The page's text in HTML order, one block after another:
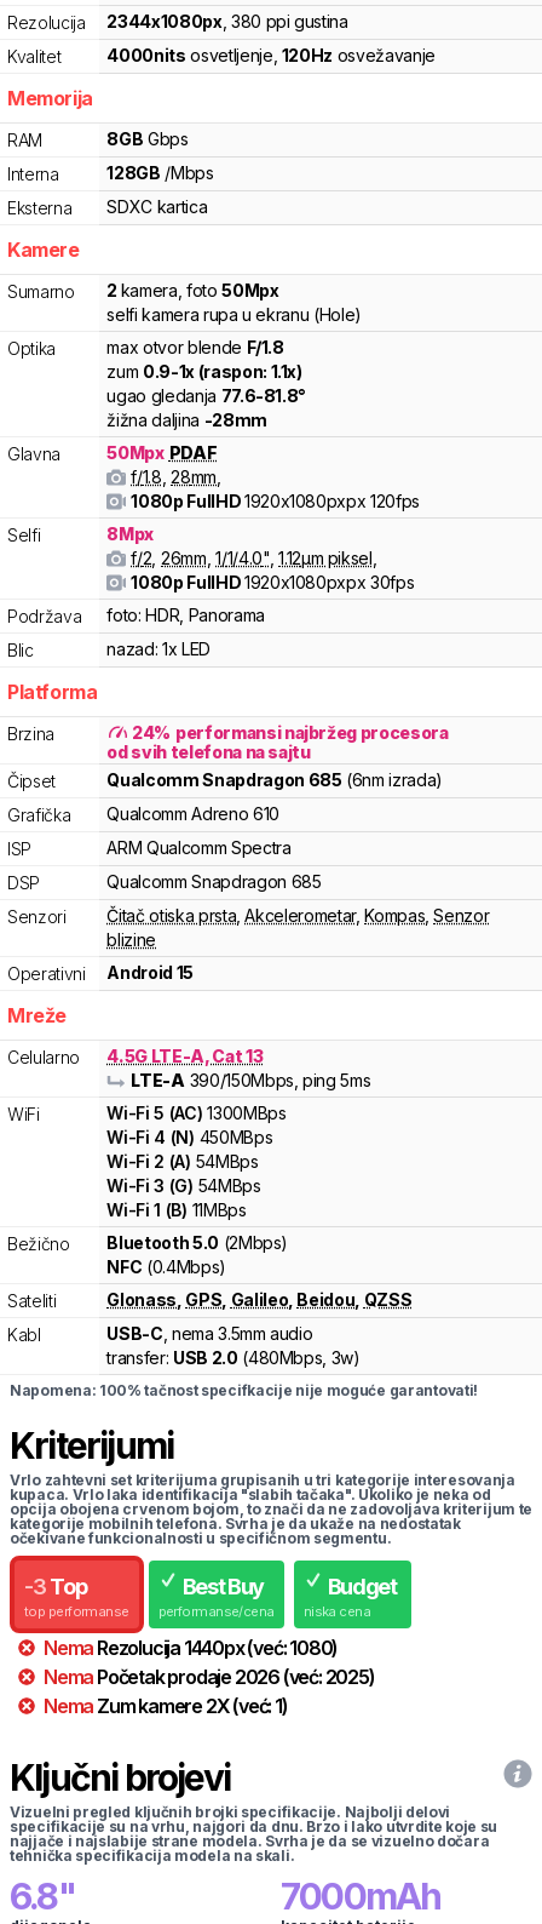
Rezolucija
2344x1080px, 380 ppi gustina
Kvalitet
4000nits osvetljenje 120Hz osvežavanje
Memorija
RAM 8GB Gbps
Interna
128GB /Mbps
Eksterna
SDXC kartica
Kamere
Sumarno 2 kamera foto50Mpx
selfi kamera rupa u ekranu (Hole)
Optika
max otvor blende F/1.8
zum 0.9-1x (raspon: 1.1x)
ugao gledanja 77.6-81.8°
žižna daljina -28mm
Glavna
50Mpx PDAF
f/1.8 28mm
1080p FullHD1920x1080pxpx120fps
Selfi
8Mpx
f/2 26mm 1/1/4.0" 1.12µm piksel
1080p FullHD1920x1080pxpx30fps
Podržava
foto: HDR, Panorama
Blic
nazad: 1x LED
Platforma
Brzina 24% performansi najbržeg procesora
od svih telefona na sajtu
Čipset
QualcommSnapdragon 685 (6nm izrada)
Grafička
Qualcomm Adreno 610
ISP
ARM Qualcomm Spectra
DSP
Qualcomm Snapdragon 685
Senzori
Čitač otiska prsta ,Akcelerometar,Kompas ,Senzor
blizine
Operativni
Android 15
Mreže
Celularno
4.5G LTE-A, Cat 13
LTE-A 390/150Mbps , ping 5ms
WiFi
Wi-Fi5 (AC) 1300MBps
Wi-Fi 4 (N) 450MBps
Wi-Fi 2 (A) 54MBps
Wi-Fi3 (G) 54MBps
Wi-Fi1 (B) 11MBps
Bežično
Bluetooth 5.0 (2Mbps)
NFC (0.4Mbps)
Sateliti
Glonass GPS Galileo Beidou QZSS
Kabl
USB-C , nema 3.5mm audio
transfer: USB 2.0 (480Mbps, 3w)
Napomena: 100% tačnost specifkacije nije moguće garantovati!
Kriterijumi
Vrlo zahtevni set kriterijuma grupisanih u tri kategorije interesovanja
kupaca. Vrlo laka identifikacija "slabih tačaka". Ukoliko je neka od
opcija obojena crvenom bojom, to znači da ne zadovoljava kriterijum te
kategorije mobilnih telefona. Svrha je da ukaže na nedostatak
očekivane funkcionalnosti u specifičnom segmentu.
-3 Top
top performanse
Best Buy
performanse/cena
Budget
niska cena
Nema Rezolucija 1440px(već:1080)
Nema Početak prodaje 2026 (već: 2025)
Nema Zum kamere 2X(već: 1)
Ključni brojevi
Vizuelni pregled ključnih brojki specifikacije. Najbolji delovi
specifikacije su na vrhu, najgori da dnu. Brzo i lako utvrdite koje su
najjače i najslabije strane modela. Svrha je da se vizuelno dočara
tehnička specifikacija modela na skali.
6.8" 7000mAh